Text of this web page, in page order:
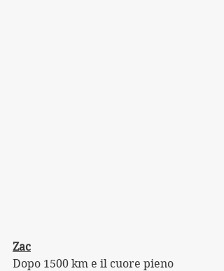
Zac
Dopo 1500 km e il cuore pieno